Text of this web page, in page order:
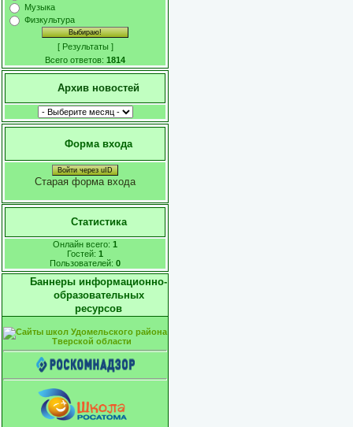
Музыка
Физкультура
[ Результаты ]
Всего ответов: 1814
Архив новостей
Форма входа
Войти через uID
Старая форма входа
Статистика
Онлайн всего: 1
Гостей: 1
Пользователей: 0
Баннеры информационно-
образовательных
ресурсов